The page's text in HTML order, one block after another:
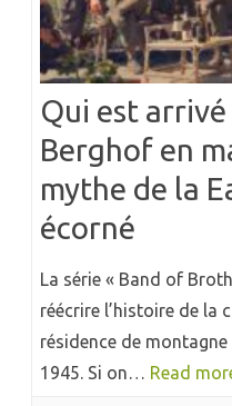
Qui est
Berghof en
mythe de la
écorné
La série « Band of
réécrire l’histoire de la
résidence de
1945. Si on… Read